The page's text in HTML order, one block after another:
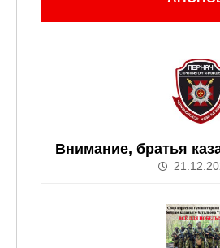
Внимание, братья